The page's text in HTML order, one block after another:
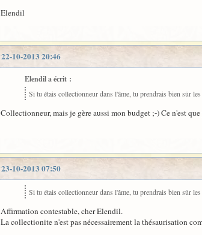
Elendil
22-10-2013 20:46
Elendil a écrit :
Si tu étais collectionneur dans l'âme, tu prendrais bien sûr
Collectionneur, mais je gère aussi mon budget ;-) Ce n'est
23-10-2013 07:50
Si tu étais collectionneur dans l'âme, tu prendrais bien sûr
Affirmation contestable, cher Elendil.
La collectionite n'est pas nécessairement la thésaurisation